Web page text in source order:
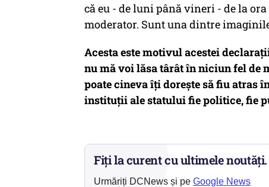
că eu - de luni până vineri - de la ora
moderator. Sunt una dintre
Acesta este motivul acestei
nu mă voi lăsa târât în niciun fel
poate cineva îți dorește să fiu atras
instituții ale statului fie politice, fie
Fiți la curent cu ultimele noutăți.
Urmăriți DCNews și pe Google News